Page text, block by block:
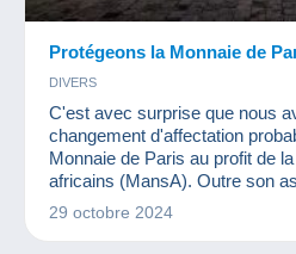
Protégeons la Monnaie de
DIVERS
C'est avec surprise que nous
changement d'affectation
Monnaie de Paris au profit de
africains (MansA). Outre son
patrimonial, la Monnaie de
29 octobre 2024